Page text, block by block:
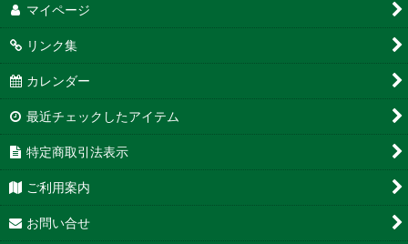
マイページ
リンク集
カレンダー
最近チェックしたアイテム
特定商取引法表示
ご利用案内
お問い合せ